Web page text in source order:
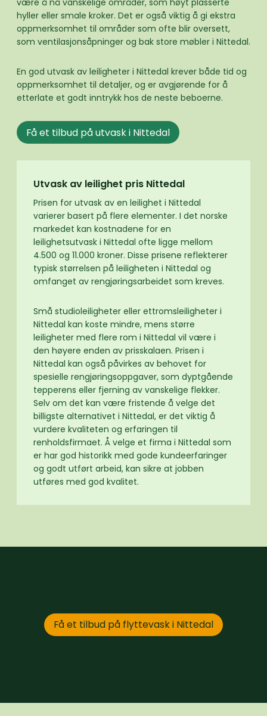
være å nå vanskelige områder, som høyt plasserte
hyller eller smale kroker. Det er også viktig å gi ekstra
oppmerksomhet til områder som ofte blir oversett,
som ventilasjonsåpninger og bak store møbler i Nittedal.
En god utvask av leiligheter i Nittedal krever både tid og
oppmerksomhet til detaljer, og er avgjørende for å
etterlate et godt inntrykk hos de neste beboerne.
Få et tilbud på utvask i Nittedal
Utvask av leilighet pris Nittedal
Prisen for utvask av en leilighet i Nittedal
varierer basert på flere elementer. I det norske
markedet kan kostnadene for en
leilighetsutvask i Nittedal ofte ligge mellom
4.500 og 11.000 kroner. Disse prisene reflekterer
typisk størrelsen på leiligheten i Nittedal og
omfanget av rengjøringsarbeidet som kreves.
Små studioleiligheter eller ettromsleiligheter i
Nittedal kan koste mindre, mens større
leiligheter med flere rom i Nittedal vil være i
den høyere enden av prisskalaen. Prisen i
Nittedal kan også påvirkes av behovet for
spesielle rengjøringsoppgaver, som dyptgående
tepperens eller fjerning av vanskelige flekker.
Selv om det kan være fristende å velge det
billigste alternativet i Nittedal, er det viktig å
vurdere kvaliteten og erfaringen til
renholdsfirmaet. Å velge et firma i Nittedal som
er har god historikk med gode kundeerfaringer
og godt utført arbeid, kan sikre at jobben
utføres med god kvalitet.
Få et tilbud på flyttevask i Nittedal